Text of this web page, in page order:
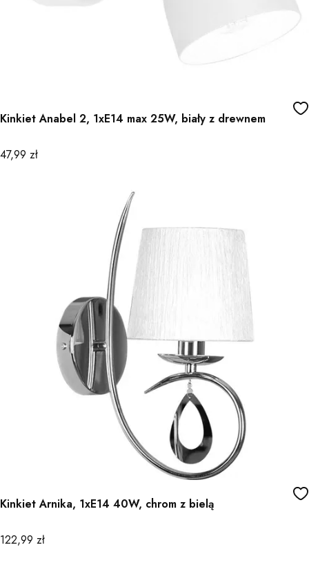
Kinkiet Anabel 2, 1xE14 max 25W, biały z drewnem
Cena
47,99 zł
Kinkiet Arnika, 1xE14 40W, chrom z bielą
Cena
122,99 zł